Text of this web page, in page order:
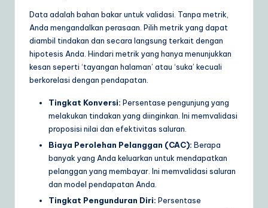
Data adalah bahan bakar untuk validasi. Tanpa metrik,
Anda mengandalkan perasaan. Pilih metrik yang dapat
diambil tindakan dan secara langsung terkait dengan
hipotesis Anda. Hindari metrik yang hanya menunjukkan
kesan seperti ‘tayangan halaman’ atau ‘suka’ kecuali
berkorelasi dengan pendapatan.
Tingkat Konversi: Persentase pengunjung yang
melakukan tindakan yang diinginkan. Ini memvalidasi
proposisi nilai dan efektivitas saluran.
Biaya Perolehan Pelanggan (CAC): Berapa
banyak yang Anda keluarkan untuk mendapatkan
pelanggan yang membayar. Ini memvalidasi saluran
dan model pendapatan Anda.
Tingkat Pengunduran Diri: Persentase